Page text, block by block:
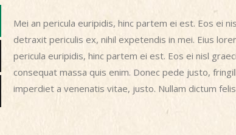
Mei an pericula euripidis, hinc partem ei est. Eos ei
detraxit periculis ex, nihil expetendis in mei. Eius
pericula euripidis, hinc partem ei est. Eos ei nisl
consequat massa quis enim. Donec pede justo,
imperdiet a venenatis vitae, justo. Nullam dictum